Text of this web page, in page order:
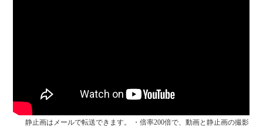
静止画はメールで転送できます。 ・倍率200倍で、動画と静止画の撮影